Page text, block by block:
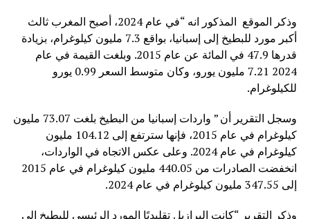
وذكر الموقع المذكور انه “في عام 2024، أصبح المغرب ثالث
أكبر مورد للبطيخ إلى إسبانيا، بواقع 7.3 مليون كيلوغرام، بزيادة
قدرها 47.9 في المائة عن عام 2015. وبلغت القيمة في عام
2024 7.21 مليون يورو، وكان متوسط ​​السعر 0.99 يورو
للكيلوغرام.
وسجل التقرير أن ” واردات إسبانيا من البطيخ بلغت 73.07 مليون
كيلوغرام في عام 2015، فإنها سترتفع إلى 104.12 مليون
كيلوغرام في عام 2024. وعلى عكس الاتجاه في الواردات،
انخفضت الصادرات من 440.05 مليون كيلوغرام في عام 2015
إلى 347.55 مليون كيلوغرام في عام 2024.
وذكر التقرير “كانت البرازيل تقليديًا المورد الرئيسي للبطيخ إلى